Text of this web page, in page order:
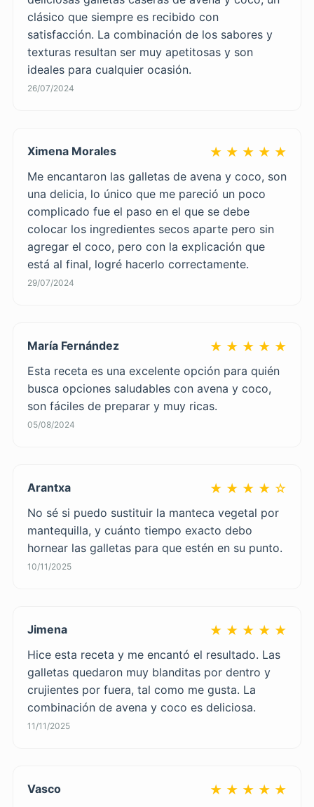
clásico que siempre es recibido con
satisfacción. La combinación de los sabores y
texturas resultan ser muy apetitosas y son
ideales para cualquier ocasión.
26/07/2024
Ximena Morales ★ ★ ★ ★ ★
Me encantaron las galletas de avena y coco, son
una delicia, lo único que me pareció un poco
complicado fue el paso en el que se debe
colocar los ingredientes secos aparte pero sin
agregar el coco, pero con la explicación que
está al final, logré hacerlo correctamente.
29/07/2024
María Fernández ★ ★ ★ ★ ★
Esta receta es una excelente opción para quién
busca opciones saludables con avena y coco,
son fáciles de preparar y muy ricas.
05/08/2024
Arantxa ★ ★ ★ ★ ☆
No sé si puedo sustituir la manteca vegetal por
mantequilla, y cuánto tiempo exacto debo
hornear las galletas para que estén en su punto.
10/11/2025
Jimena ★ ★ ★ ★ ★
Hice esta receta y me encantó el resultado. Las
galletas quedaron muy blanditas por dentro y
crujientes por fuera, tal como me gusta. La
combinación de avena y coco es deliciosa.
11/11/2025
Vasco ★ ★ ★ ★ ★